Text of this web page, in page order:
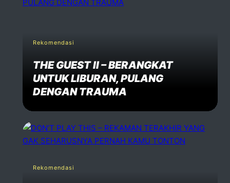
Rekomendasi
THE GUEST II – BERANGKAT
UNTUK LIBURAN, PULANG
DENGAN TRAUMA
Rekomendasi